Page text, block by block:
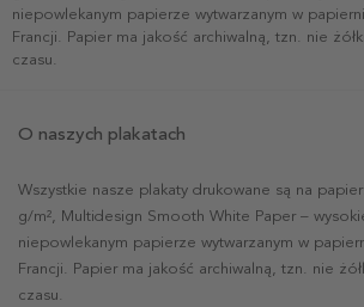
niepowlekanym papierze wytwarzanym w
Francji. Papier ma jakość archiwalną, tzn. nie
czasu.
O naszych plakatach
Wszystkie nasze plakaty drukowane są na
g/m², Multidesign Smooth White Paper –
niepowlekanym papierze wytwarzanym w
Francji. Papier ma jakość archiwalną, tzn. nie
czasu.